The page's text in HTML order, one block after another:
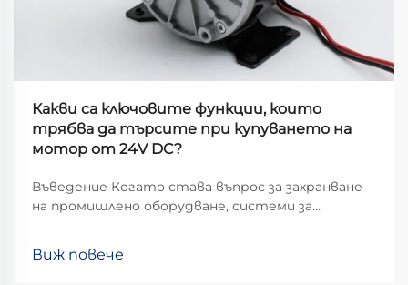
Какви са ключовите функции, които
трябва да търсите при купуването на
мотор от 24V DC?
Въведение Когато става въпрос за захранване
на промишлено оборудване, системи за
24V се отличават като популярен избор поради
Виж повече